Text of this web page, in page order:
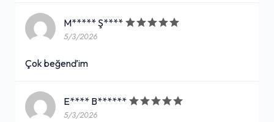
M***** Ş****
5/3/2026
Çok beğenďim
E**** B******
5/3/2026